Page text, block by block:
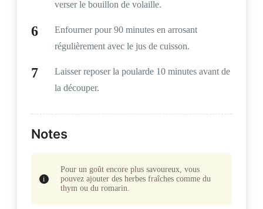
verser le bouillon de volaille.
Enfourner pour 90 minutes en arrosant
régulièrement avec le jus de cuisson.
Laisser reposer la poularde 10 minutes avant de
la découper.
Notes
Pour un goût encore plus savoureux, vous
pouvez ajouter des herbes fraîches comme du
thym ou du romarin.